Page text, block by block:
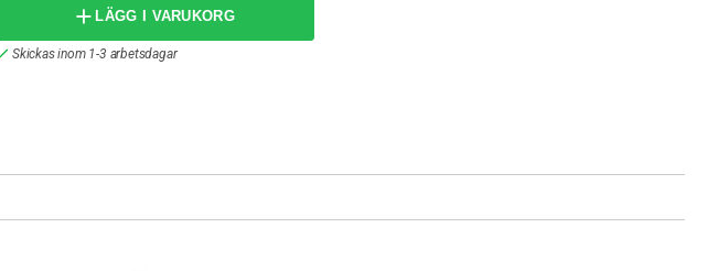
LÄGG I VARUKORG
Skickas inom 1-3 arbetsdagar